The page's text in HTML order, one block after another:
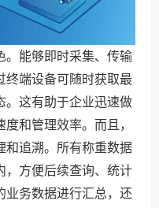
。能够即时采集、传输
终端设备可随时获取最
。这有助于企业迅速做
和管理效率。而且，
和追溯。所有称重数据
，方便后续查询、统计
业务数据进行汇总，还